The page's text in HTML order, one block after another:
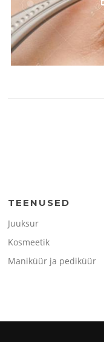
TEENUSED
Juuksur
Kosmeetik
Maniküür ja pediküür